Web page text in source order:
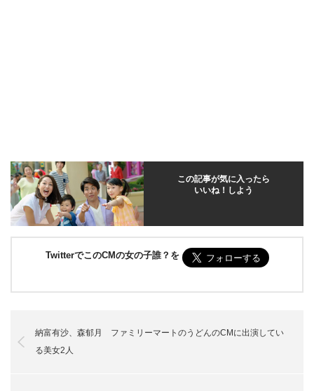
この記事が気に入ったら
いいね！しよう
TwitterでこのCMの女の子誰？を
納富有沙、森郁月 ファミリーマートのうどんのCMに出演してい
る美女2人